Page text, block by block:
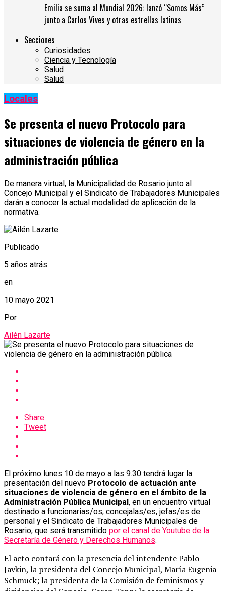
Emilia se suma al Mundial 2026: lanzó “Somos Más”
junto a Carlos Vives y otras estrellas latinas
Secciones
Curiosidades
Ciencia y Tecnología
Salud
Salud
Locales
Se presenta el nuevo Protocolo para
situaciones de violencia de género en la
administración pública
De manera virtual, la Municipalidad de Rosario junto al
Concejo Municipal y el Sindicato de Trabajadores Municipales
darán a conocer la actual modalidad de aplicación de la
normativa.
Publicado
5 años atrás
en
10 mayo 2021
Por
Ailén Lazarte
Share
Tweet
El próximo lunes 10 de mayo a las 9.30 tendrá lugar la
presentación del nuevo Protocolo de actuación ante
situaciones de violencia de género en el ámbito de la
Administración Pública Municipal, en un encuentro virtual
destinado a funcionarias/os, concejalas/es, jefas/es de
personal y el Sindicato de Trabajadores Municipales de
Rosario, que será transmitido por el canal de Youtube de la
Secretaría de Género y Derechos Humanos.
El acto contará con la presencia del intendente Pablo
Javkin, la presidenta del Concejo Municipal, María Eugenia
Schmuck; la presidenta de la Comisión de feminismos y